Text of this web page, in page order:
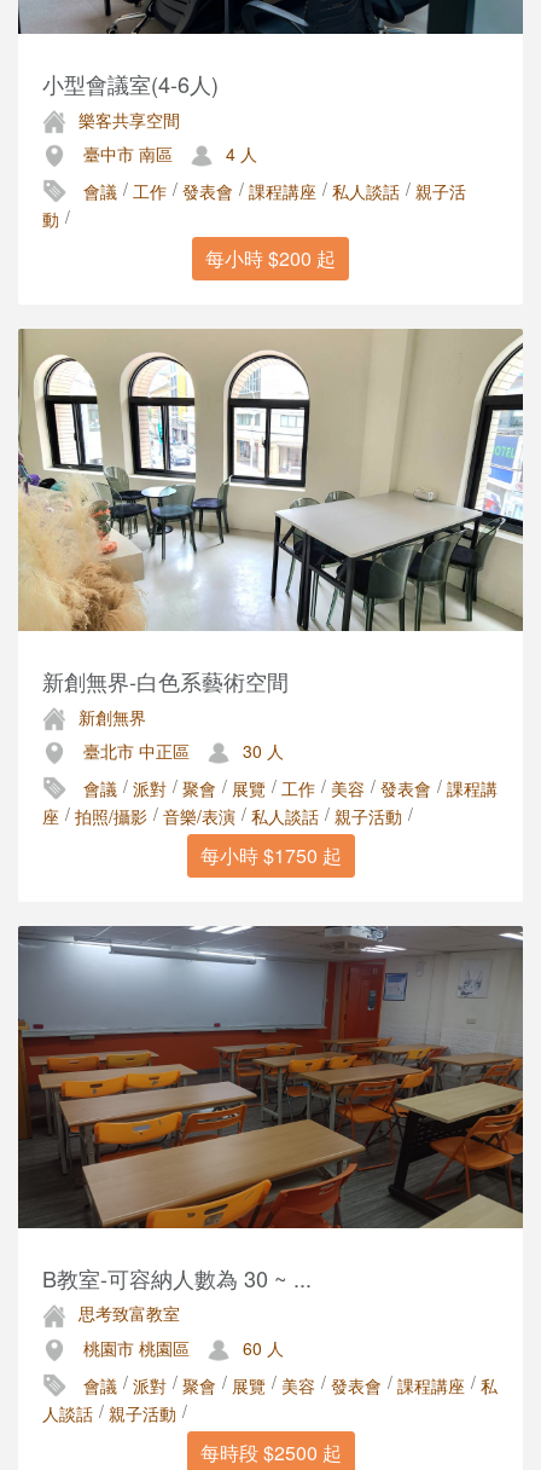
小型會議室(4-6人)
樂客共享空間
臺中市 南區
4 人
會議 / 工作 / 發表會 / 課程講座 / 私人談話 / 親子活
動 /
每小時 $200 起
新創無界-白色系藝術空間
新創無界
臺北市 中正區
30 人
會議 / 派對 / 聚會 / 展覽 / 工作 / 美容 / 發表會 / 課程講
座 / 拍照/攝影 / 音樂/表演 / 私人談話 / 親子活動 /
每小時 $1750 起
B教室-可容納人數為 30 ~ ...
思考致富教室
桃園市 桃園區
60 人
會議 / 派對 / 聚會 / 展覽 / 美容 / 發表會 / 課程講座 / 私
人談話 / 親子活動 /
每時段 $2500 起